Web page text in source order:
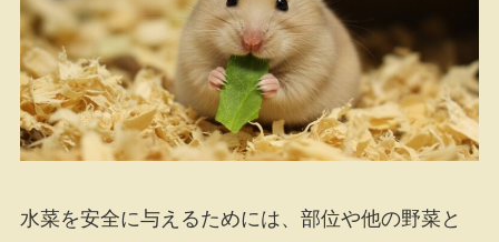
水菜を安全に与えるためには、部位や他の野菜と